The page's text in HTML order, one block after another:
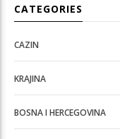
CATEGORIES
CAZIN
KRAJINA
BOSNA I HERCEGOVINA